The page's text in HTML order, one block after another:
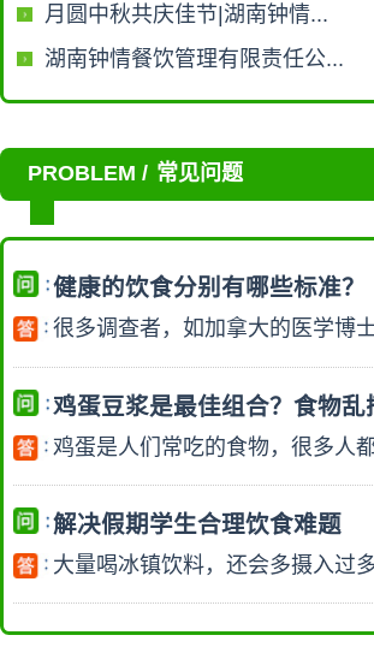
月圆中秋共庆佳节|湖南钟情...
湖南钟情餐饮管理有限责任公...
PROBLEM / 常见问题
健康的饮食分别有哪些标准？
很多调查者，如加拿大的医学博
鸡蛋豆浆是最佳组合？食物乱
鸡蛋是人们常吃的食物，很多人
解决假期学生合理饮食难题
大量喝冰镇饮料，还会多摄入过